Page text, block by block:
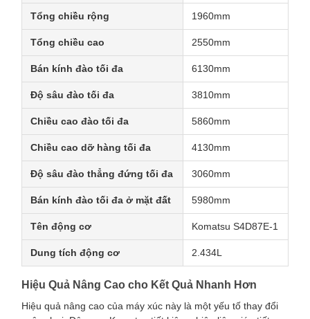
Tổng chiều rộng 1960mm
Tổng chiều cao 2550mm
Bán kính đào tối đa 6130mm
Độ sâu đào tối đa 3810mm
Chiều cao đào tối đa 5860mm
Chiều cao dỡ hàng tối đa 4130mm
Độ sâu đào thẳng đứng tối đa 3060mm
Bán kính đào tối đa ở mặt đất 5980mm
Tên động cơ Komatsu S4D87E-1
Dung tích động cơ 2.434L
Hiệu Quả Nâng Cao cho Kết Quả Nhanh Hơn
Hiệu quả nâng cao của máy xúc này là một yếu tố thay đổi